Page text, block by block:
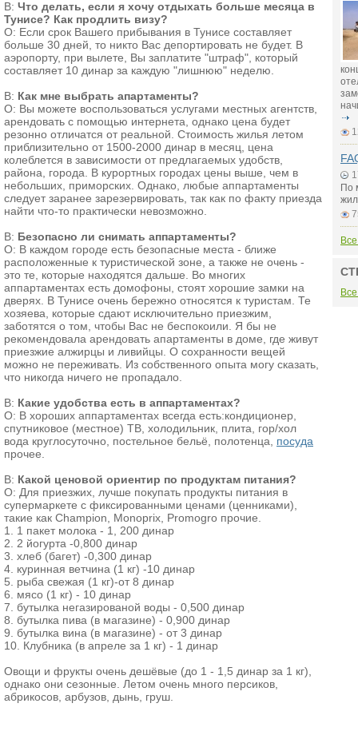
В: Что делать, если я хочу отдыхать больше месяца в
Тунисе? Как продлить визу?
О: Если срок Вашего прибывания в Тунисе составляет
больше 30 дней, то никто Вас депортировать не будет. В
аэропорту, при вылете, Вы заплатите "штраф", который
составляет 10 динар за каждую "лишнюю" неделю.
В: Как мне выбрать апартаменты?
О: Вы можете воспользоваться услугами местных агентств,
арендовать с помощью интернета, однако цена будет
резонно отличатся от реальной. Стоимость жилья летом
приблизительно от 1500-2000 динар в месяц, цена
колеблется в зависимости от предлагаемых удобств,
района, города. В курортных городах цены выше, чем в
небольших, приморских. Однако, любые аппартаменты
следует заранее зарезервировать, так как по факту приезда
найти что-то практически невозможно.
В: Безопасно ли снимать аппартаменты?
О: В каждом городе есть безопасные места - ближе
расположенные к туристической зоне, а также не очень -
это те, которые находятся дальше. Во многих
аппартаментах есть домофоны, стоят хорошие замки на
дверях. В Тунисе очень бережно относятся к туристам. Те
хозяева, которые сдают исключительно приезжим,
заботятся о том, чтобы Вас не беспокоили. Я бы не
рекомендовала арендовать апартаменты в доме, где живут
приезжие алжирцы и ливийцы. О сохранности вещей
можно не переживать. Из собственного опыта могу сказать,
что никогда ничего не пропадало.
В: Какие удобства есть в аппартаментах?
О: В хороших аппартаментах всегда есть:кондиционер,
спутниковое (местное) ТВ, холодильник, плита, гор/хол
вода круглосуточно, постельное бельё, полотенца, посуда
прочее.
В: Какой ценовой ориентир по продуктам питания?
О: Для приезжих, лучше покупать продукты питания в
супермаркете с фиксированными ценами (ценниками),
такие как Champion, Monoprix, Promogro прочие.
1. 1 пакет молока - 1, 200 динар
2. 2 йогурта -0,800 динар
3. хлеб (багет) -0,300 динар
4. куринная ветчина (1 кг) -10 динар
5. рыба свежая (1 кг)-от 8 динар
6. мясо (1 кг) - 10 динар
7. бутылка негазированой воды - 0,500 динар
8. бутылка пива (в магазине) - 0,900 динар
9. бутылка вина (в магазине) - от 3 динар
10. Клубника (в апреле за 1 кг) - 1 динар
Овощи и фрукты очень дешёвые (до 1 - 1,5 динар за 1 кг),
однако они сезонные. Летом очень много персиков,
абрикосов, арбузов, дынь, груш.
По